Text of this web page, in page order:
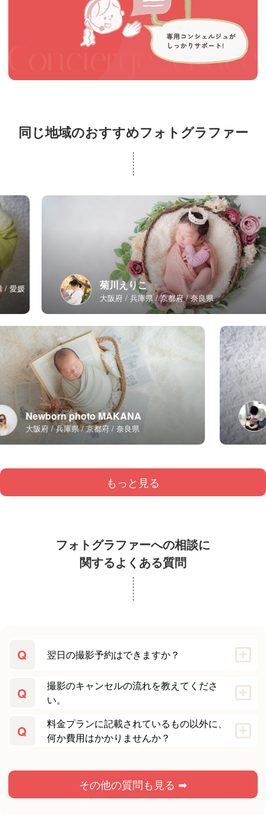
同じ地域のおすすめフォトグラファー
菊川えりこ
大阪府 兵庫県 京都府 奈良県
Newborn photo MAKANA
大阪府 兵庫県 京都府
もっと見る
フォトグラファーへの相談に
関するよくある質問
Q 翌日の撮影予約はできますか？
Q
撮影のキャンセルの流れを教えてくださ
い。
Q
料金プランに記載されているもの以外に、
何か費用はかかりませんか？
その他の質問も見る ➡